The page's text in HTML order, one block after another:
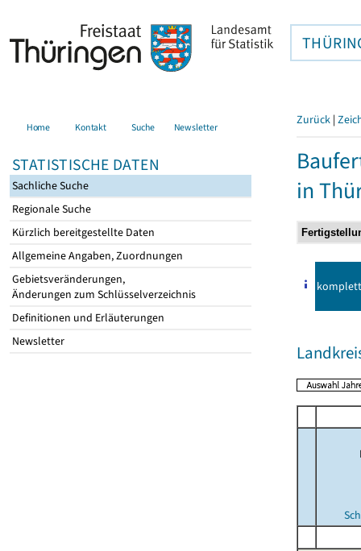
Home Kontakt Suche Newsletter
STATISTISCHE DATEN
Sachliche Suche
Regionale Suche
Kürzlich bereitgestellte Daten
Allgemeine Angaben, Zuordnungen
Gebietsveränderungen,
Änderungen zum Schlüsselverzeichnis
Definitionen und Erläuterungen
Newsletter
Zurück |
in
komplett